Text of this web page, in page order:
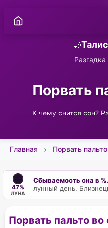
🌙
Разгадка
Порвать
К чему снится сон?
Главная Порвать пальто
47%
ЛУНА
Сбываемость сна в %.
лунный день,
Порвать пальто во